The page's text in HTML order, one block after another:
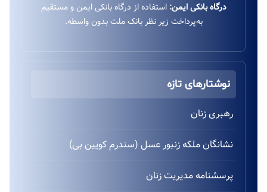
درگاه بانکی ایمن: استفاده از درگاه بانکی ایمن و مستقیم
به‌پرداخت زیر نظر بانک ملت بدون واسطه.
نوشتارهای تازه
رهبری زنان
نشانگان ملکه زنبور عسل (سندرم کویین بی)
پرسشنامه مدیریت زنان